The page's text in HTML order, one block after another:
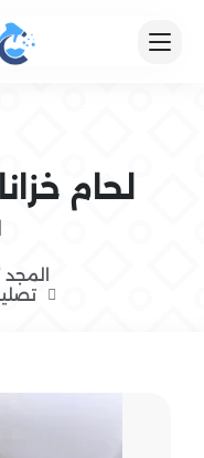
لحام
المجد